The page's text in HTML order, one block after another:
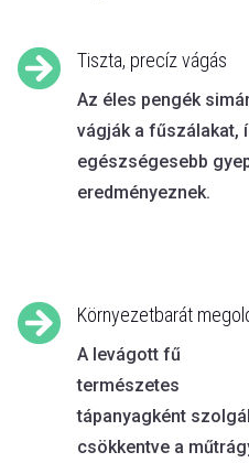
 Tiszta, precíz vágás
Az éles pengék
vágják a fűszálakat,
egészségesebb
eredményeznek.
 Környezetbarát
A levágott fű
természetes
tápanyagként
csökkentve a